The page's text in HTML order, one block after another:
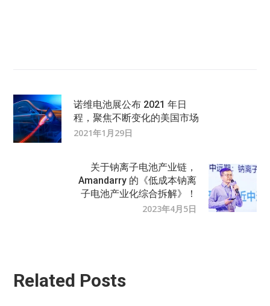
诺维电池展公布 2021 年日
程，聚焦不断变化的美国市场
2021年1月29日
关于钠离子电池产业链，
Amandarry 的《低成本钠离
子电池产业化综合拆解》！
2023年4月5日
Related Posts